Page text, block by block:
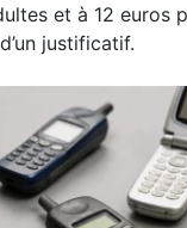
et à 12 euros
justificatif.